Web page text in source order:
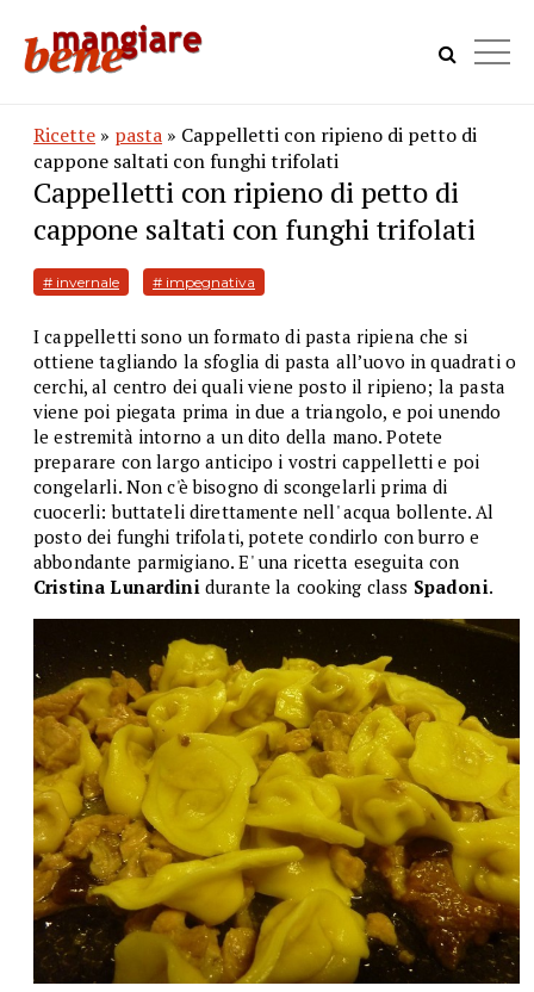
Ricette » pasta » Cappelletti con ripieno di petto di
cappone saltati con funghi trifolati
Cappelletti con ripieno di petto di
cappone saltati con funghi trifolati
# invernale # impegnativa
I cappelletti sono un formato di pasta ripiena che si
ottiene tagliando la sfoglia di pasta all’uovo in quadrati o
cerchi, al centro dei quali viene posto il ripieno; la pasta
viene poi piegata prima in due a triangolo, e poi unendo
le estremità intorno a un dito della mano. Potete
preparare con largo anticipo i vostri cappelletti e poi
congelarli. Non c'è bisogno di scongelarli prima di
cuocerli: buttateli direttamente nell' acqua bollente. Al
posto dei funghi trifolati, potete condirlo con burro e
abbondante parmigiano. E' una ricetta eseguita con
Cristina Lunardinidurante la cooking class Spadoni.